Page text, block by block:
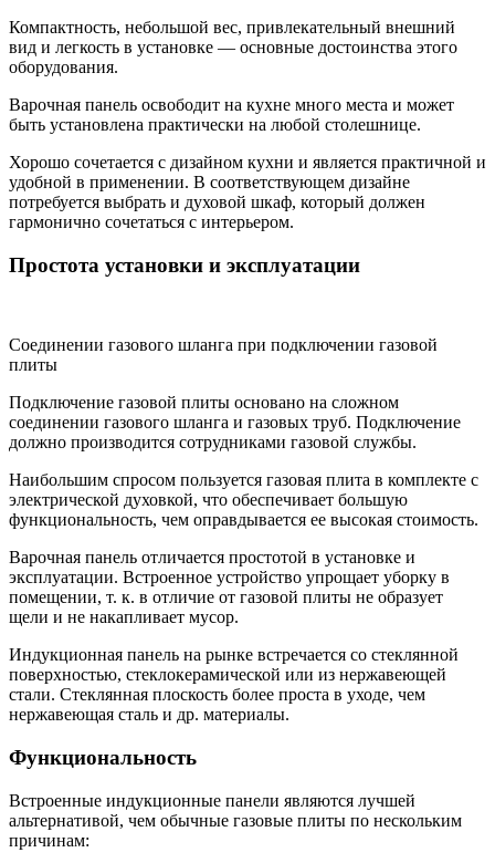
Компактность, небольшой вес, привлекательный внешний
вид и легкость в установке — основные достоинства этого
оборудования.
Варочная панель освободит на кухне много места и может
быть установлена ​​практически на любой столешнице.
Хорошо сочетается с дизайном кухни и является практичной и
удобной в применении. В соответствующем дизайне
потребуется выбрать и духовой шкаф, который должен
гармонично сочетаться с интерьером.
Простота установки и эксплуатации
Соединении газового шланга при подключении газовой
плиты
Подключение газовой плиты основано на сложном
соединении газового шланга и газовых труб. Подключение
должно производится сотрудниками газовой службы.
Наибольшим спросом пользуется газовая плита в комплекте с
электрической духовкой, что обеспечивает большую
функциональность, чем оправдывается ее высокая стоимость.
Варочная панель отличается простотой в установке и
эксплуатации. Встроенное устройство упрощает уборку в
помещении, т. к. в отличие от газовой плиты не образует
щели и не накапливает мусор.
Индукционная панель на рынке встречается со стеклянной
поверхностью, стеклокерамической или из нержавеющей
стали. Стеклянная плоскость более проста в уходе, чем
нержавеющая сталь и др. материалы.
Функциональность
Встроенные индукционные панели являются лучшей
альтернативой, чем обычные газовые плиты по нескольким
причинам: